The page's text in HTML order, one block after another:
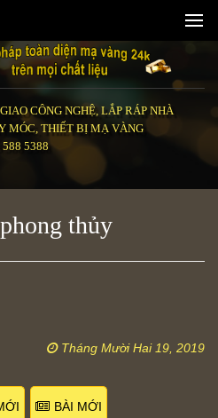
CÔNG NGHỆ, LẮP RÁP NHÀ
MÓC, THIẾT BỊ MẠ VÀNG
5388
thủy
Tháng Mười Hai 19, 2019
BÀI MỚI